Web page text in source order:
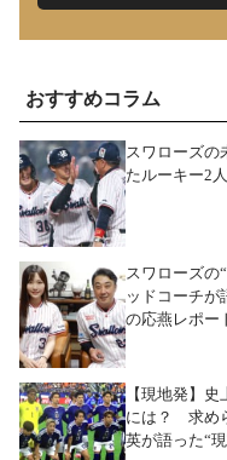
おすすめコラム
スワローズ
たルーキー2
スワローズ
ッドコーチが
の応燕レポー
【現地発】
には？ 求め
英が語った“